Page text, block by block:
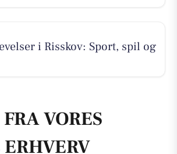
i Risskov: Sport, spil og
VORES